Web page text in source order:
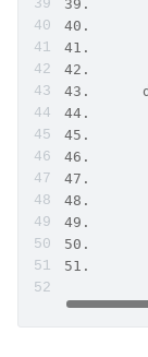
39.
40.
41.
42.
43.
44.
45.
46.
47.
48.
49.
50.
51.